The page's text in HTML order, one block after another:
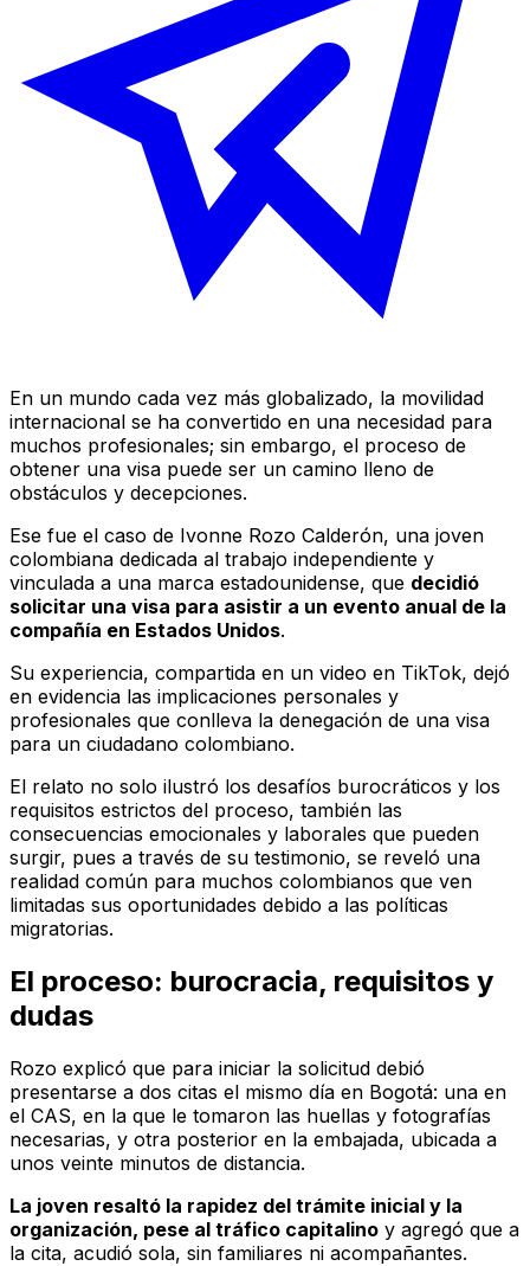
En un mundo cada vez más globalizado, la movilidad
internacional se ha convertido en una necesidad para
muchos profesionales; sin embargo, el proceso de
obtener una visa puede ser un camino lleno de
obstáculos y decepciones.
Ese fue el caso de Ivonne Rozo Calderón, una joven
colombiana dedicada al trabajo independiente y
vinculada a una marca estadounidense, que decidió
solicitar una visa para asistir a un evento anual de la
compañía en Estados Unidos.
Su experiencia, compartida en un video en TikTok, dejó
en evidencia las implicaciones personales y
profesionales que conlleva la denegación de una visa
para un ciudadano colombiano.
El relato no solo ilustró los desafíos burocráticos y los
requisitos estrictos del proceso, también las
consecuencias emocionales y laborales que pueden
surgir, pues a través de su testimonio, se reveló una
realidad común para muchos colombianos que ven
limitadas sus oportunidades debido a las políticas
migratorias.
El proceso: burocracia, requisitos y
dudas
Rozo explicó que para iniciar la solicitud debió
presentarse a dos citas el mismo día en Bogotá: una en
el CAS, en la que le tomaron las huellas y fotografías
necesarias, y otra posterior en la embajada, ubicada a
unos veinte minutos de distancia.
La joven resaltó la rapidez del trámite inicial y la
organización, pese al tráfico capitalino y agregó que a
la cita, acudió sola, sin familiares ni acompañantes.